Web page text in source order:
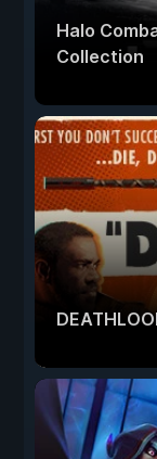
Halo
Collection